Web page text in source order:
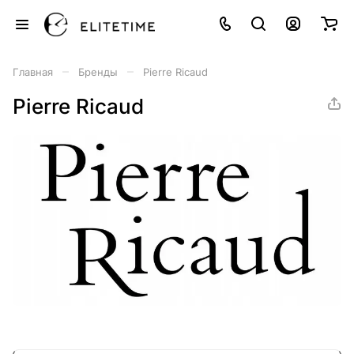
Главная Бренды Pierre Ricaud
Pierre Ricaud